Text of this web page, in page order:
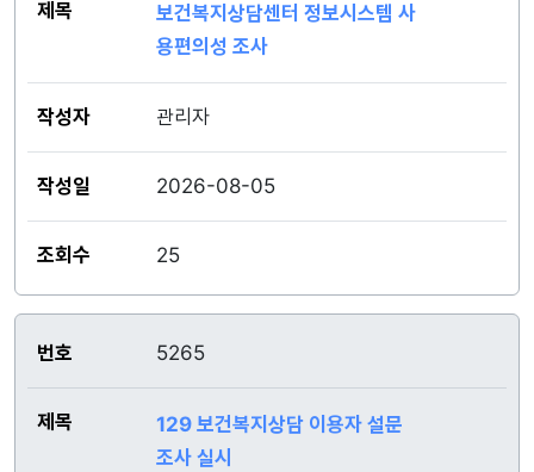
보건복지상담센터 정보시스템 사
용편의성 조사
관리자
2026-08-05
25
5265
129 보건복지상담 이용자 설문
조사 실시